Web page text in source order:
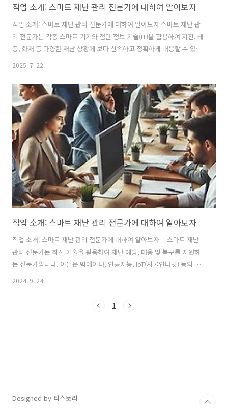
직업 소개: 스마트 재난 관리 전문가에 대하여 알아보자
직업 소개: 스마트 재난 관리 전문가에 대하여 알아보자 스마트 재난 관
리 전문가는 각종 스마트 기기와 첨단 정보 기술(IT)을 활용하여 지진, 태
풍, 화재 등 다양한 재난 상황에 보다 신속하고 정확하게 대응할 수 있는
시스템을 기획하고 개발하는 전문가입니다. 반복되는 재난의 원인을 분
를 최소화하는 critical한 역할을 수행합니다. 1. 관련 직업명스마트 재난
관리 전문가는 재난 관리 분야와 IT 분야가 융합된 직업으로, 이 직무 자
체를 직접적으로 지칭하는 다른 직업명보다는 재난 안전 분야 전문가, IT
시스템 개발자 등과 연관된 역할을 수행한다고 이해하는 것이 좋습니다.
2. 관련학과 및 관련자격스마트 재난 관리 전..
2025. 7. 22.
직업 소개: 스마트 재난 관리 전문가에 대하여 알아보자
직업 소개: 스마트 재난 관리 전문가에 대하여 알아보자 스마트 재난
관리 전문가는 최신 기술을 활용하여 재난 예방, 대응 및 복구를 지원하
는 전문가입니다. 이들은 빅데이터, 인공지능, IoT(사물인터넷) 등의 기
술을 통해 재난 상황을 분석하고, 보다 효과적인 관리 시스템을 구축하여
발생 전후의 효율적인 대응 체계를 마련하는 것입니다. 1. 관련직업명-
2024. 9. 24.
1
Designed by 티스토리